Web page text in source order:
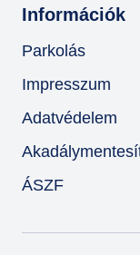
Információk
Parkolás
Impresszum
Adatvédelem
ÁSZF